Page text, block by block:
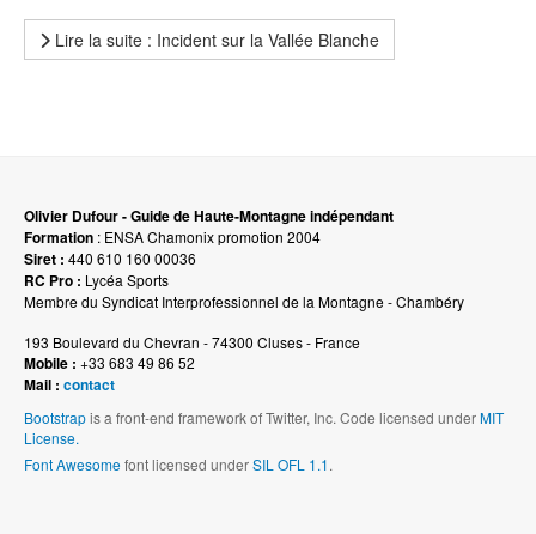
Lire la suite : Incident sur la Vallée Blanche
Olivier Dufour - Guide de Haute-Montagne indépendant
Formation : ENSA Chamonix promotion 2004
Siret : 440 610 160 00036
RC Pro : Lycéa Sports
Membre du Syndicat Interprofessionnel de la Montagne - Chambéry
193 Boulevard du Chevran - 74300 Cluses - France
Mobile : +33 683 49 86 52
Mail : contact
Bootstrapis a front-end framework of Twitter, Inc. Code licensed underMIT
License.
Font Awesomefont licensed underSIL OFL 1.1.